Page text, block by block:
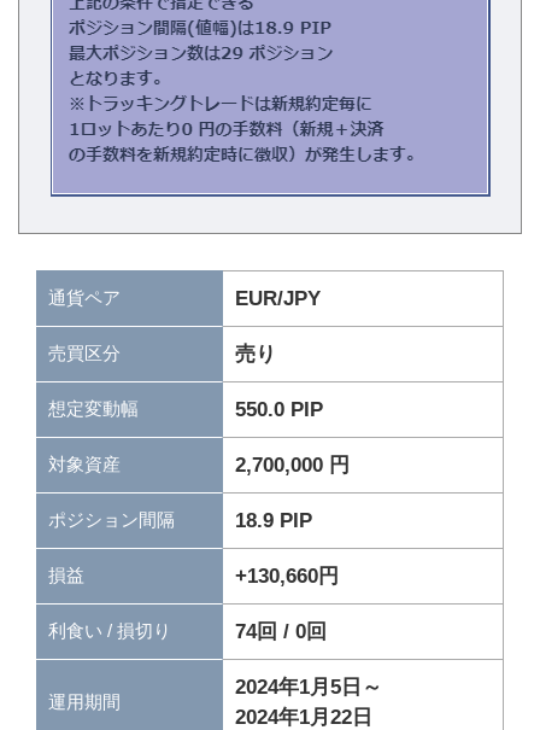
通貨ペア EUR/JPY
売買区分 売り
想定変動幅 550.0 PIP
対象資産 2,700,000 円
ポジション間隔 18.9 PIP
損益 +130,660円
利食い / 損切り 74回 / 0回
運用期間
2024年1月5日～
2024年1月22日